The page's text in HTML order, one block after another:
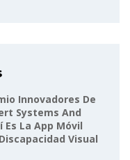
Innovadores De
Systems And
Es La App Móvil
Visual